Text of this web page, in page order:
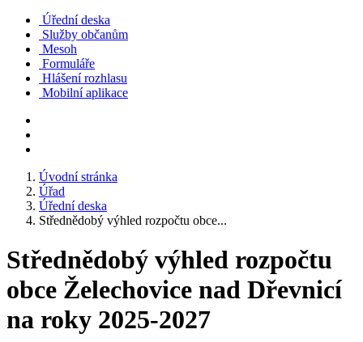
Úřední deska
Služby občanům
Mesoh
Formuláře
Hlášení rozhlasu
Mobilní aplikace
Úvodní stránka
Úřad
Úřední deska
Střednědobý výhled rozpočtu obce...
Střednědobý výhled rozpočtu
obce Želechovice nad Dřevnicí
na roky 2025-2027